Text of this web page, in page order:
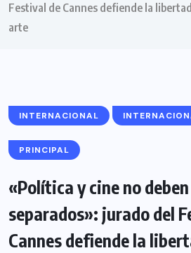
Festival de Cannes defiende la
arte
INTERNACIONAL
PRINCIPAL
«Política y cine no
separados»: jurado del
Cannes defiende la